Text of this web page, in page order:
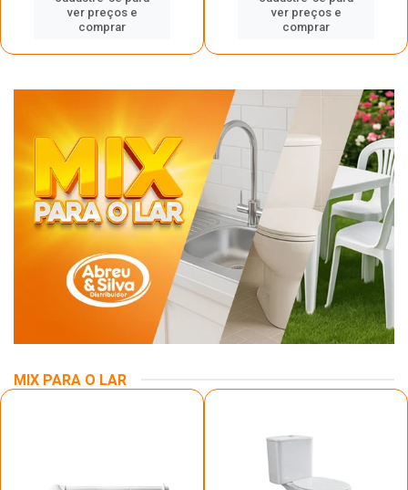
ver preços e
comprar
ver preços e
comprar
MIX PARA O LAR